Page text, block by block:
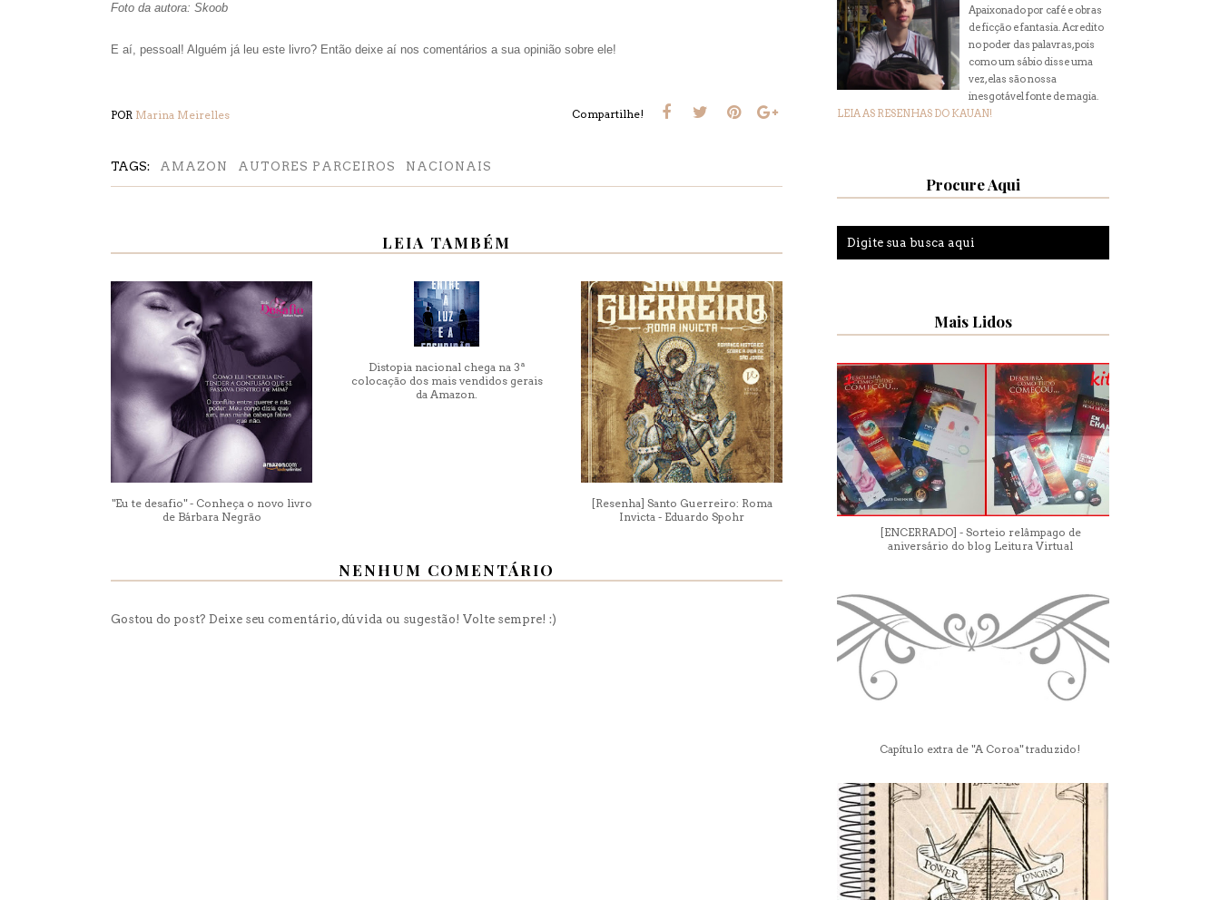
Foto da autora: Skoob
E aí, pessoal! Alguém já leu este livro? Então deixe aí nos comentários a sua opinião sobre ele!
POR Marina Meirelles Compartilhe!
TAGS: AMAZON AUTORES PARCEIROS NACIONAIS
LEIA TAMBÉM
"Eu te desafio" - Conheça o novo livro
de Bárbara Negrão
Distopia nacional chega na 3ª
colocação dos mais vendidos gerais
da Amazon.
[Resenha] Santo Guerreiro: Roma
Invicta - Eduardo Spohr
NENHUM COMENTÁRIO
Gostou do post? Deixe seu comentário, dúvida ou sugestão! Volte sempre! :)
Apaixonado por café e obras
de ficção e fantasia. Acredito
no poder das palavras, pois
como um sábio disse uma
vez, elas são nossa
inesgotável fonte de magia.
LEIA AS RESENHAS DO KAUAN!
Procure Aqui
Mais Lidos
[ENCERRADO] - Sorteio relâmpago de
aniversário do blog Leitura Virtual
Capítulo extra de "A Coroa" traduzido!